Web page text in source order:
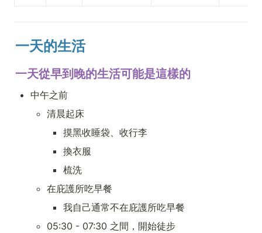
一天的生活
一天從早到晚的生活可能是這樣的
中午之前
清晨起床
摸黑收睡袋、收行李
換衣服
梳洗
在庇護所吃早餐
我自己通常不在庇護所吃早餐
05:30 - 07:30 之間，開始徒步